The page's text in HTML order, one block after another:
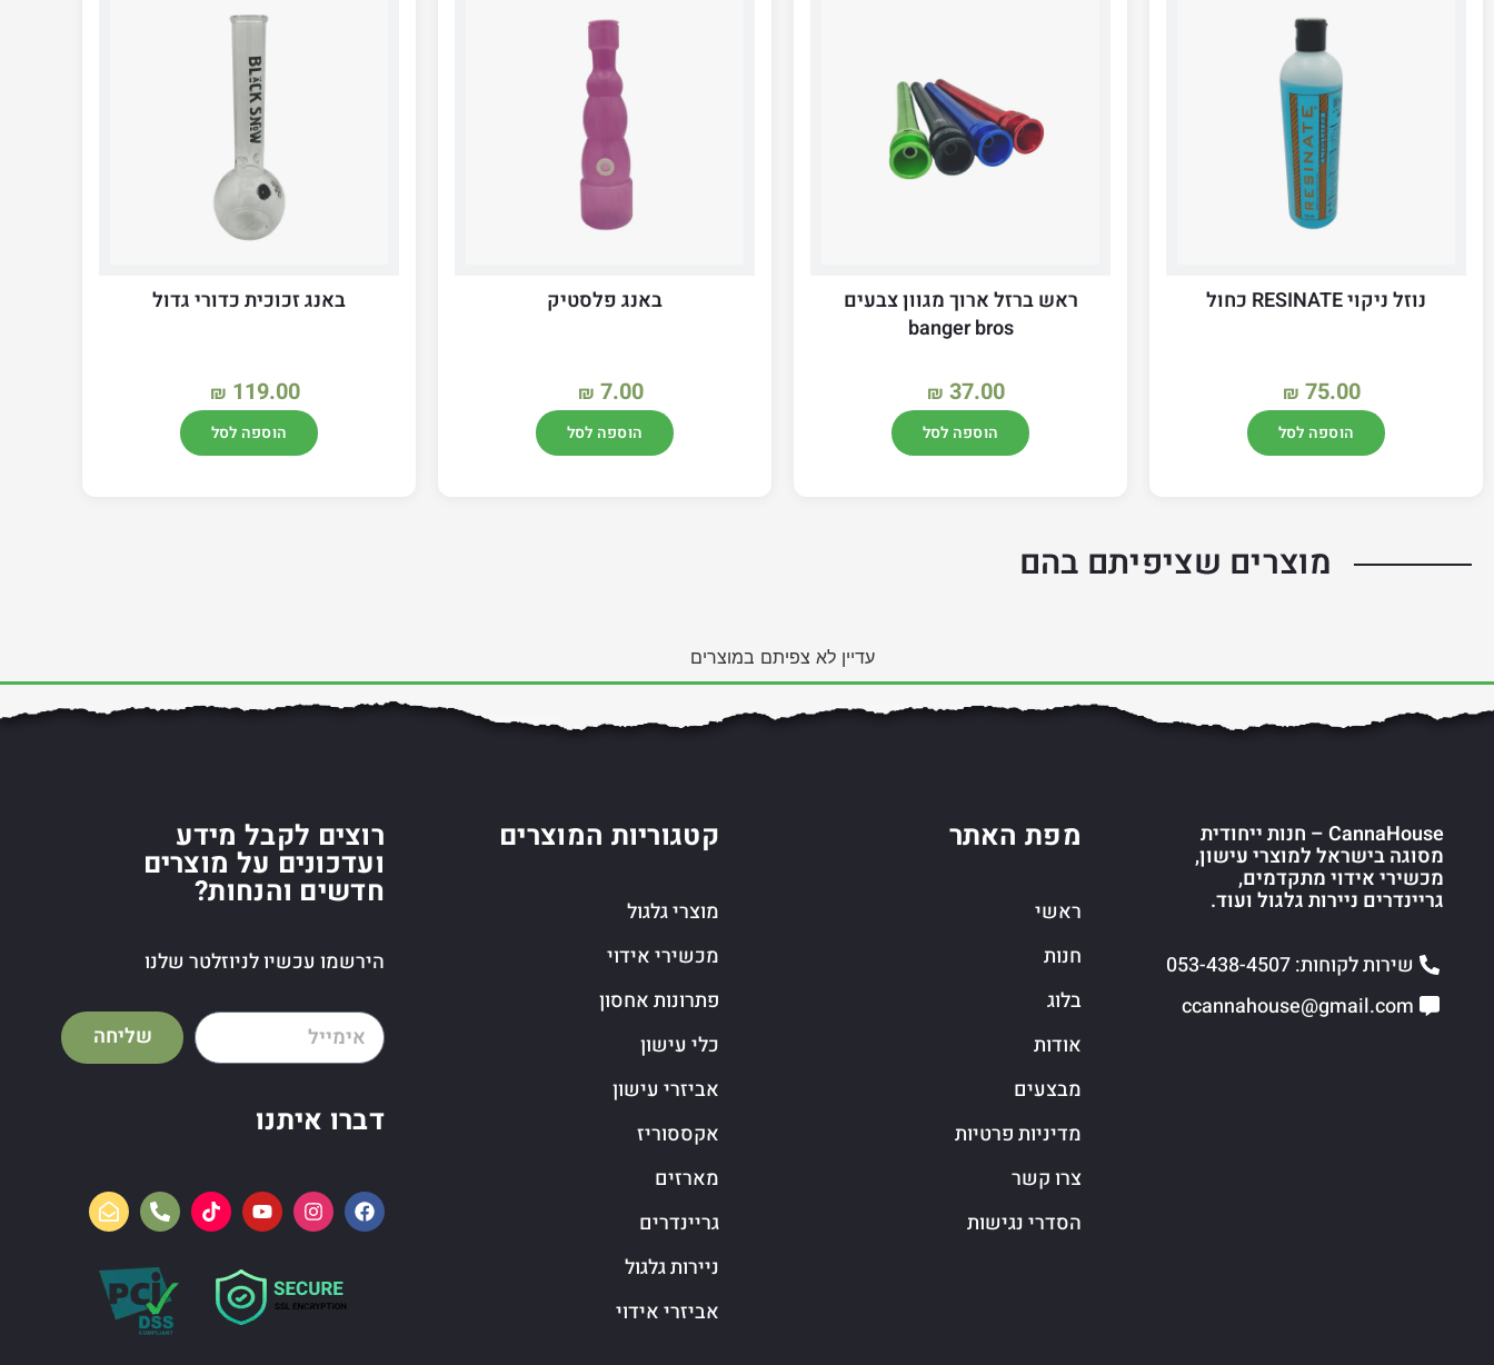
נוזל ניקוי RESINATE כחול
₪ 75.00
הוספה לסל
ראש ברזל ארוך מגוון צבעים
banger bros
₪ 37.00
הוספה לסל
באנג פלסטיק
₪ 7.00
הוספה לסל
באנג זכוכית כדורי גדול
₪ 119.00
הוספה לסל
מוצרים שציפיתם בהם
עדיין לא צפיתם במוצרים
CannaHouse – חנות ייחודית
מסוגה בישראל למוצרי עישון,
מכשירי אידוי מתקדמים,
גריינדרים ניירות גלגול ועוד.
שירות לקוחות: 053-438-4507
ccannahouse@gmail.com
מפת האתר
ראשי
חנות
בלוג
אודות
מבצעים
מדיניות פרטיות
צרו קשר
הסדרי נגישות
קטגוריות המוצרים
מוצרי גלגול
מכשירי אידוי
פתרונות אחסון
כלי עישון
אביזרי עישון
אקססוריז
מארזים
גריינדרים
ניירות גלגול
אביזרי אידוי
רוצים לקבל מידע
ועדכונים על מוצרים
חדשים והנחות?
הירשמו עכשיו לניוזלטר שלנו
שליחה
דברו איתנו